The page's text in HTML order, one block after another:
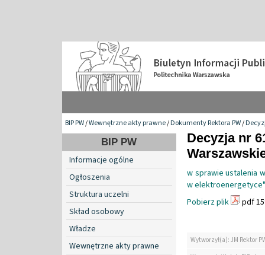
BIP PW/Wewnętrzne akty prawne/Dokumenty Rektora PW/
BIP PW
Informacje ogólne
Ogłoszenia
Struktura uczelni
Skład osobowy
Władze
Wewnętrzne akty prawne
Decyzja nr
w sprawie ustalenia
w
Pobierz plik
pdf
Wytworzył(a): JM Rektor